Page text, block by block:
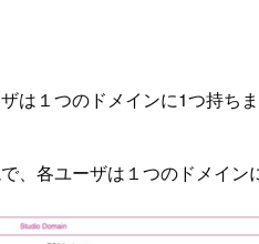
は１つのドメインに1つ持ち
、各ユーザは１つのドメイン